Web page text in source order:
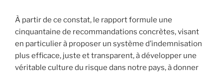
À partir de ce constat, le rapport formule une
cinquantaine de recommandations concrètes, visant
en particulier à proposer un système d’indemnisation
plus efficace, juste et transparent, à développer une
véritable culture du risque dans notre pays, à donner